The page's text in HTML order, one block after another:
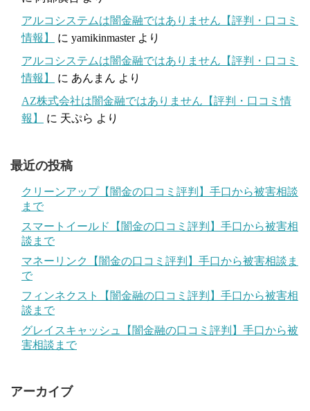
アルコシステムは闇金融ではありません【評判・口コミ
情報】
に yamikinmasterより
アルコシステムは闇金融ではありません【評判・口コミ
情報】
に あんまん より
AZ株式会社は闇金融ではありません【評判・口コミ情
報】
に 天ぷら より
最近の投稿
クリーンアップ【闇金の口コミ評判】手口から被害相談
まで
スマートイールド【闇金の口コミ評判】手口から被害相
談まで
マネーリンク【闇金の口コミ評判】手口から被害相談ま
で
フィンネクスト【闇金融の口コミ評判】手口から被害相
談まで
グレイスキャッシュ【闇金融の口コミ評判】手口から被
害相談まで
アーカイブ